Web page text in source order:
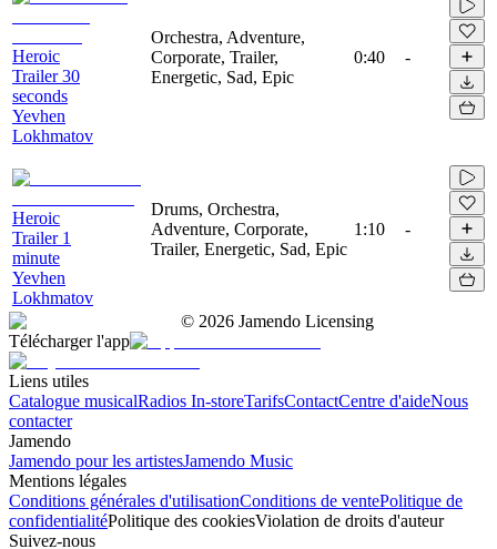
Heroic
Trailer 30
seconds
Yevhen
Lokhmatov
Orchestra, Adventure,
Corporate, Trailer,
Energetic, Sad, Epic
0:40 -
Heroic
Trailer 1
minute
Yevhen
Lokhmatov
Drums, Orchestra,
Adventure, Corporate,
Trailer, Energetic, Sad, Epic
1:10 -
© 2026 Jamendo Licensing
Télécharger l'app
Liens utiles
Catalogue musicalRadios In-storeTarifsContactCentre d'aideNous
contacter
Jamendo
Jamendo pour les artistesJamendo Music
Mentions légales
Conditions générales d'utilisationConditions de ventePolitique de
confidentialitéPolitique des cookiesViolation de droits d'auteur
Suivez-nous